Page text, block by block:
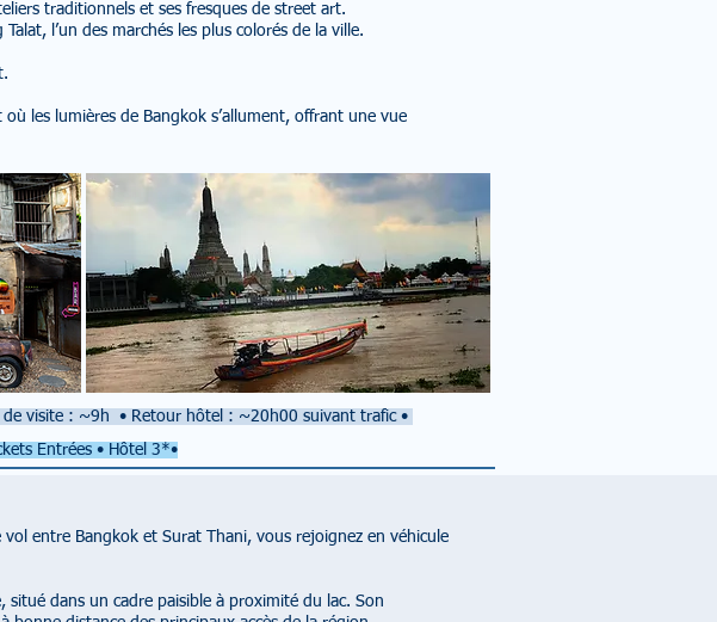
traditionnels et ses fresques de street art.
l’un des marchés les plus colorés de la ville.
les lumières de Bangkok s’allument, offrant une vue
de visite : ~9h • Retour hôtel : ~20h00 suivant trafic •
Entrées • Hôtel 3*•
entre Bangkok et Surat Thani, vous rejoignez en véhicule
dans un cadre paisible à proximité du lac. Son